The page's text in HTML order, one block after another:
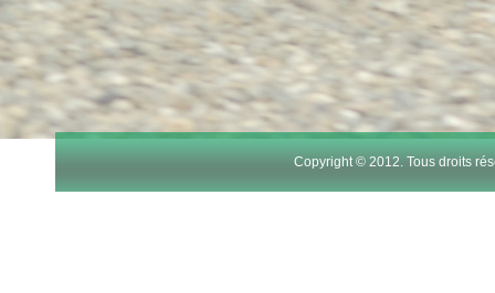
15
17
Copyright © 2012. Tous droits